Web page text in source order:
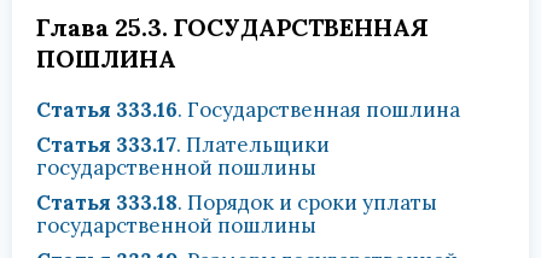
Глава 25.3. ГОСУДАРСТВЕННАЯ
ПОШЛИНА
Статья 333.16. Государственная пошлина
Статья 333.17. Плательщики
государственной пошлины
Статья 333.18. Порядок и сроки уплаты
государственной пошлины